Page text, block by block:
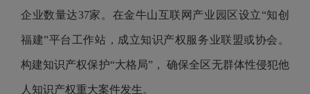
企业数量达37家。在金牛山互联网产业园区设立“知创
福建”平台工作站，成立知识产权服务业联盟或协会。
构建知识产权保护“大格局”， 确保全区无群体性侵犯他
人知识产权重大案件发生。